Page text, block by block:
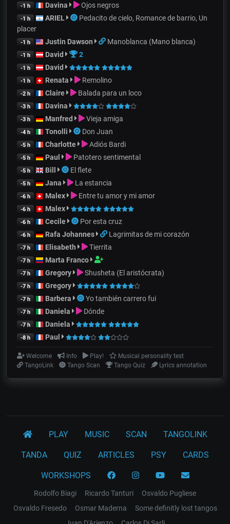
-1 h Davina Ojos negros
-1 h ARIEL
Pedacito de cielo, Romance de barrio, Un
placer
-1 h Justin Dawson Manoblanca (Mano blanca)
-1 h David 2
-1 h David
-1 h Renata Remolino
-2 h Claire Balada para un loco
-3 h Davina
-3 h Manfred Vieja amiga
-4 h Tonolli Don Juan
-5 h Charlotte Adiós Bardi
-5 h Paul Patotero sentimental
-5 h Bill El flete
-5 h Jana La estancia
-6 h Malex Entre tu amor y mi amor
-6 h Malex
-6 h Cecile Por esta cruz
-6 h Rafa Johannes Lagrimitas de mi corazón
-7 h Elisabeth Tierrita
-7 h Marta Franco
-7 h Gregory Shusheta (El aristócrata)
-7 h Gregory
-7 h Barbera Yo también carrero fui
-7 h Daniela Dónde
-7 h Daniela
-8 h Paul
Welcome Info Play!
Musical personality test
TangoLink
Tango Scan Tango Quiz Lyrics annotation
PLAY MUSIC SCAN TANGOLINK
TANDA QUIZ ARTICLES PSY CARDS
WORKSHOPS
Rodolfo Biagi Ricardo Tanturi
Osvaldo Pugliese
Osvaldo Fresedo
Osmar Maderna
Some definitly lost tangos